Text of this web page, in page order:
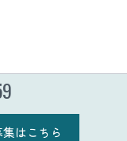
はこちら